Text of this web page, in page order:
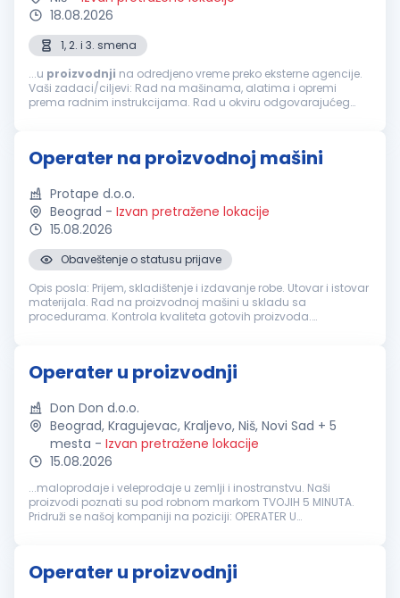
18.08.2026
1, 2. i 3. smena
...u proizvodnji na odredjeno vreme preko eksterne agencije.
Vaši zadaci/ciljevi: Rad na mašinama, alatima i opremi
prema radnim instrukcijama. Rad u okviru odgovarajućeg
Operater na proizvodnoj mašini
Protape d.o.o.
Beograd - Izvan pretražene lokacije
15.08.2026
Obaveštenje o statusu prijave
Opis posla: Prijem, skladištenje i izdavanje robe. Utovar i istovar
materijala. Rad na proizvodnoj mašini u skladu sa
procedurama. Kontrola kvaliteta gotovih proizvoda.
Operater u proizvodnji
Don Don d.o.o.
Beograd, Kragujevac, Kraljevo, Niš, Novi Sad + 5
mesta - Izvan pretražene lokacije
15.08.2026
...maloprodaje i veleprodaje u zemlji i inostranstvu. Naši
proizvodi poznati su pod robnom markom TVOJIH 5 MINUTA.
Pridruži se našoj kompaniji na poziciji: OPERATER U
Operater u proizvodnji